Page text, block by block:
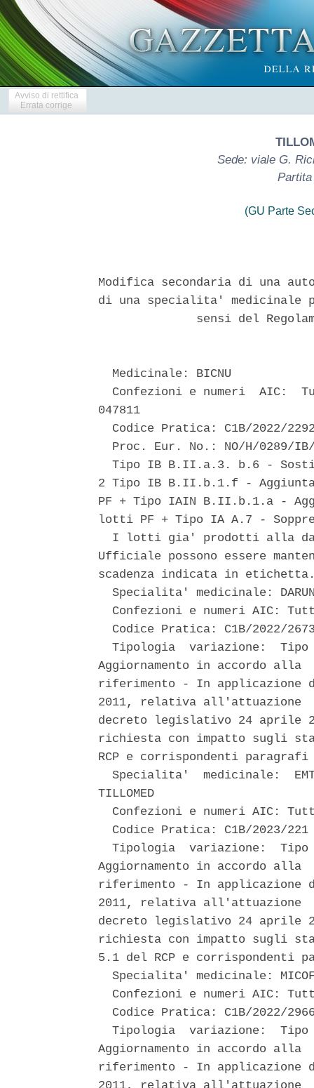
Avviso di rettifica
Errata corrige
Sede: viale G.
Partita
(GU Parte
Modifica secondaria di una
di una specialita' medicinale
sensi del
  Medicinale: BICNU
Confezioni e numeri  AIC:
047811
Codice Pratica: C1B/2022/
Proc. Eur. No.: NO/H/0289/
Tipo IB B.II.a.3. b.6 -
2 Tipo IB B.II.b.1.f -
PF + Tipo IAIN B.II.b.1.a -
lotti PF + Tipo IA A.7 -
I lotti gia' prodotti alla
Ufficiale possono essere
scadenza indicata in
Specialita' medicinale:
Confezioni e numeri AIC:
Codice Pratica: C1B/2022/
Tipologia  variazione:
Aggiornamento in accordo
riferimento - In applicazione
2011, relativa all'attuazione
decreto legislativo 24 aprile
richiesta con impatto sugli
RCP e corrispondenti
Specialita'  medicinale:
TILLOMED
Confezioni e numeri AIC:
Codice Pratica: C1B/2023/
Tipologia  variazione:
Aggiornamento in accordo
riferimento - In applicazione
2011, relativa all'attuazione
decreto legislativo 24 aprile
richiesta con impatto sugli
5.1 del RCP e corrispondenti
Specialita' medicinale:
Confezioni e numeri AIC:
Codice Pratica: C1B/2022/
Tipologia  variazione:
Aggiornamento in accordo
riferimento - In applicazione